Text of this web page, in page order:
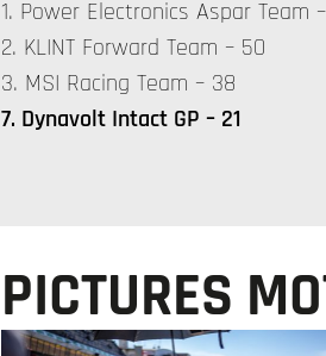
1. Power Electronics Aspar Team
2. KLINT Forward Team – 50
3. MSI Racing Team – 38
7. Dynavolt Intact GP – 21
PICTURES